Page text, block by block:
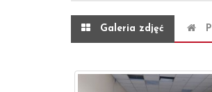
Galeria zdjęć